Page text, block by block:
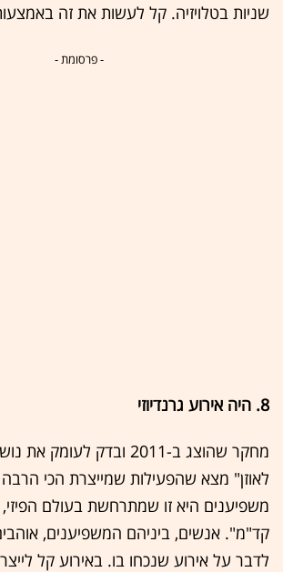
שניות בטלויזיה. קל לעשות את זה
- פרסומת -
8. היה אירוע גרנדיוזי
מחקר שהוצג ב-2011 ובדק
לאוזן" מצא שהפעילות שמייצרת הכי
משפיענים היא זו שמתרחשת בעולם הפיזי,
קד"מ". אנשים, ביניהם המשפיענים,
לדבר על אירוע שנכחו בו. באירוע קל